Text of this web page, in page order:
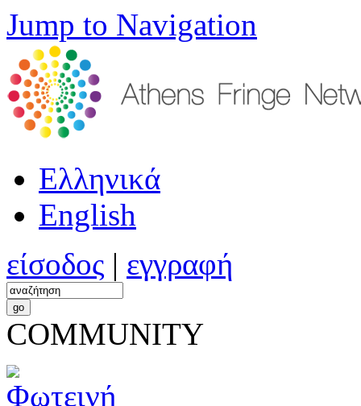
Jump to Navigation
Ελληνικά
English
είσοδος | εγγραφή
COMMUNITY